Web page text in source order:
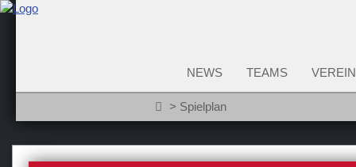
NEWS TEAMS VEREIN
Spielplan